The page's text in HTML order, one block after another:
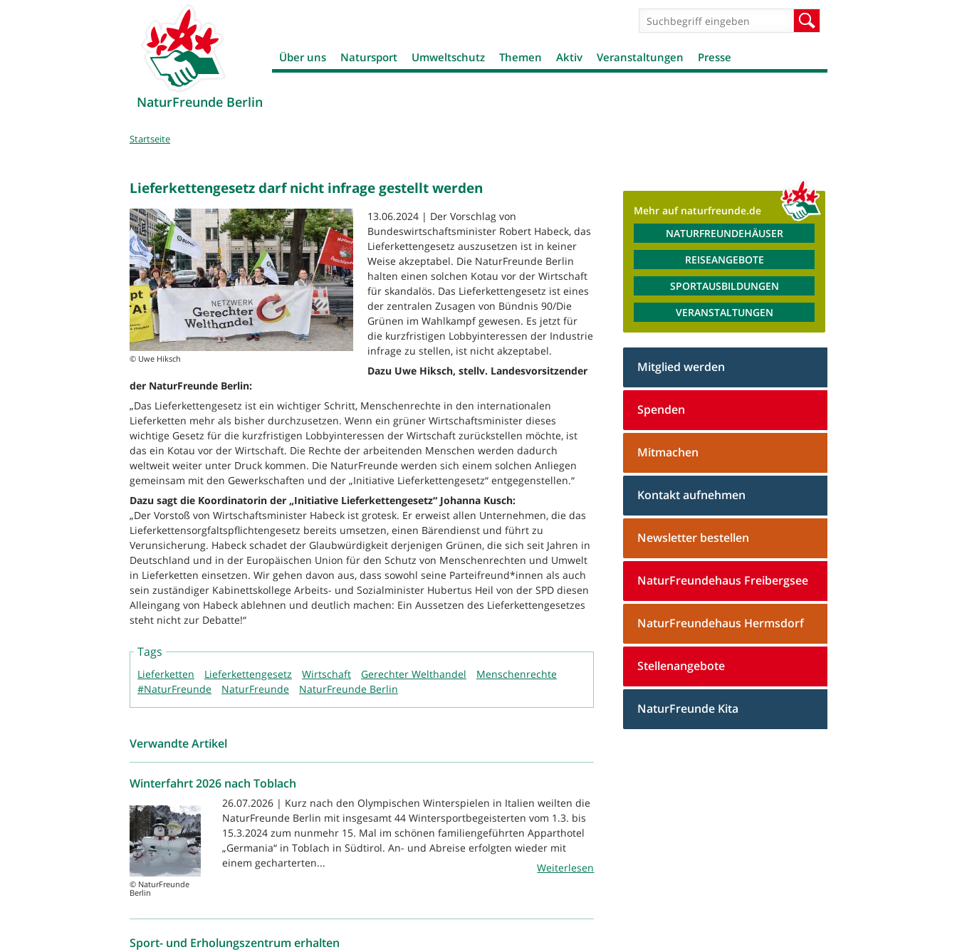
NaturFreunde Berlin
Suchformular
Über uns Natursport Umweltschutz Themen Aktiv Veranstaltungen Presse
Sie
Startseite
Lieferkettengesetz darf nicht infrage gestellt werden
© Uwe Hiksch
13.06.2024 | Der Vorschlag von
Bundeswirtschaftsminister Robert Habeck, das
Lieferkettengesetz auszusetzen ist in keiner
Weise akzeptabel. Die NaturFreunde Berlin
halten einen solchen Kotau vor der Wirtschaft
für skandalös. Das Lieferkettengesetz ist eines
der zentralen Zusagen von Bündnis 90/Die
Grünen im Wahlkampf gewesen. Es jetzt für
die kurzfristigen Lobbyinteressen der Industrie
infrage zu stellen, ist nicht akzeptabel.
Dazu Uwe Hiksch, stellv. Landesvorsitzender
der NaturFreunde Berlin:
„Das Lieferkettengesetz ist ein wichtiger Schritt, Menschenrechte in den internationalen
Lieferketten mehr als bisher durchzusetzen. Wenn ein grüner Wirtschaftsminister dieses
wichtige Gesetz für die kurzfristigen Lobbyinteressen der Wirtschaft zurückstellen möchte, ist
das ein Kotau vor der Wirtschaft. Die Rechte der arbeitenden Menschen werden dadurch
weltweit weiter unter Druck kommen. Die NaturFreunde werden sich einem solchen Anliegen
gemeinsam mit den Gewerkschaften und der „Initiative Lieferkettengesetz“ entgegenstellen.“
Dazu sagt die Koordinatorin der „Initiative Lieferkettengesetz“ Johanna Kusch:
„Der Vorstoß von Wirtschaftsminister Habeck ist grotesk. Er erweist allen Unternehmen, die das
Lieferkettensorgfaltspflichtengesetz bereits umsetzen, einen Bärendienst und führt zu
Verunsicherung. Habeck schadet der Glaubwürdigkeit derjenigen Grünen, die sich seit Jahren in
Deutschland und in der Europäischen Union für den Schutz von Menschenrechten und Umwelt
in Lieferketten einsetzen. Wir gehen davon aus, dass sowohl seine Parteifreund*innen als auch
sein zuständiger Kabinettskollege Arbeits- und Sozialminister Hubertus Heil von der SPD diesen
Alleingang von Habeck ablehnen und deutlich machen: Ein Aussetzen des Lieferkettengesetzes
steht nicht zur Debatte!“
Tags
Lieferketten Lieferkettengesetz Wirtschaft Gerechter Welthandel
Menschenrechte
#NaturFreunde
NaturFreunde NaturFreunde Berlin
Verwandte Artikel
Winterfahrt 2026 nach Toblach
© NaturFreunde
Berlin
26.07.2026 | Kurz nach den Olympischen Winterspielen in Italien weilten die
NaturFreunde Berlin mit insgesamt 44 Wintersportbegeisterten vom 1.3. bis
15.3.2024 zum nunmehr 15. Mal im schönen familiengeführten Apparthotel
„Germania“ in Toblach in Südtirol. An- und Abreise erfolgten wieder mit
einem gecharterten...
Weiterlesen
Sport- und Erholungszentrum erhalten
Mehr auf naturfreunde.de
NATURFREUNDEHÄUSER
REISEANGEBOTE
SPORTAUSBILDUNGEN
VERANSTALTUNGEN
Mitglied werden
Spenden
Mitmachen
Kontakt aufnehmen
Newsletter bestellen
NaturFreundehaus Freibergsee
NaturFreundehaus Hermsdorf
Stellenangebote
NaturFreunde Kita